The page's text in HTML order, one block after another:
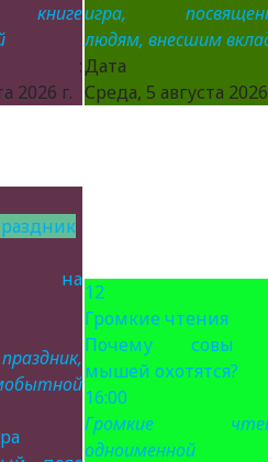
книге
:
2026 г.
игра,
людям, внесшим
Дата
Среда, 5 августа
на
12
Громкие чтения
Почему совы
мышей охотятся?
16:00
Громкие
одноименной